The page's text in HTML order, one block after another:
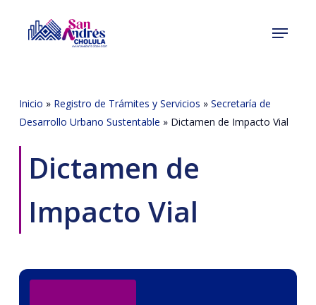
Menu
Inicio » Registro de Trámites y Servicios » Secretaría de
Desarrollo Urbano Sustentable » Dictamen de Impacto Vial
Dictamen de
Impacto Vial